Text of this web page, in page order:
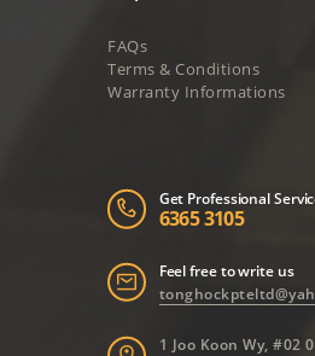
FAQs
Terms & Conditions
Warranty Informations
Get Professional
6365 3105
Feel free to write us
1 Joo Koon Wy, #02